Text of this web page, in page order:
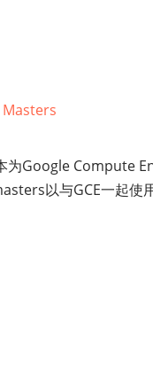
Google Compute
以与GCE一起使